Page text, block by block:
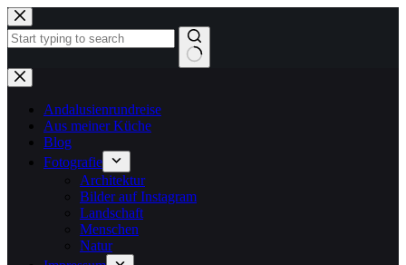
Zum
Inhalt
springen
Keine
Ergebnisse
Andalusienrundreise
Aus meiner Küche
Blog
Fotografie
Architektur
Bilder auf Instagram
Landschaft
Menschen
Natur